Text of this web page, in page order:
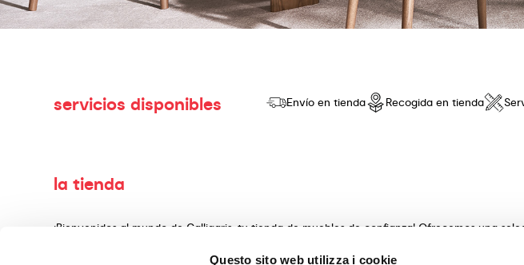
Questo sito web utilizza i cookie
servicios disponibles Envío en tienda Recogida en tienda
la tienda
¡Bienvenidos al mundo de Calligaris, tu tienda de muebles de confianza! Ofrecemos una
producir y vender productos de alta calidad, con un diseño innovador y una comodidad